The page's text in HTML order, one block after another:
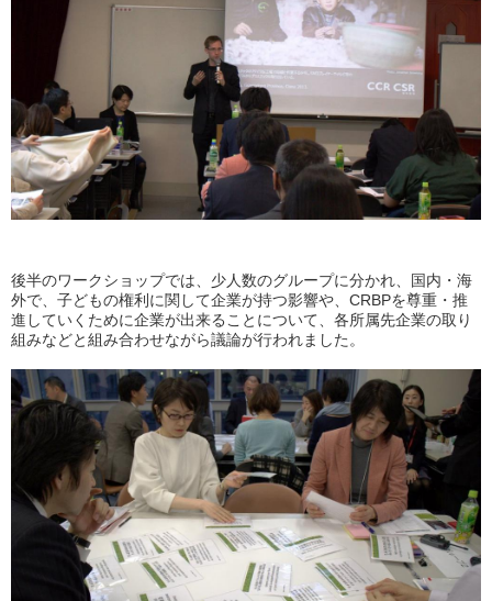
後半のワークショップでは、少人数のグループに分かれ、国内・海
外で、子どもの権利に関して企業が持つ影響や、CRBPを尊重・推
進していくために企業が出来ることについて、各所属先企業の取り
組みなどと組み合わせながら議論が行われました。